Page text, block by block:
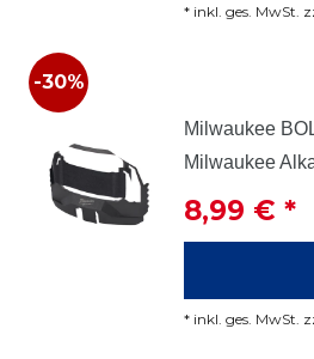
* inkl. ges. MwSt.
-30%
Milwaukee
Milwaukee
8,99 € *
* inkl. ges. MwSt.